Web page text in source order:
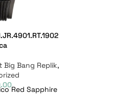
Big Bang Replik,
Red Sapphire